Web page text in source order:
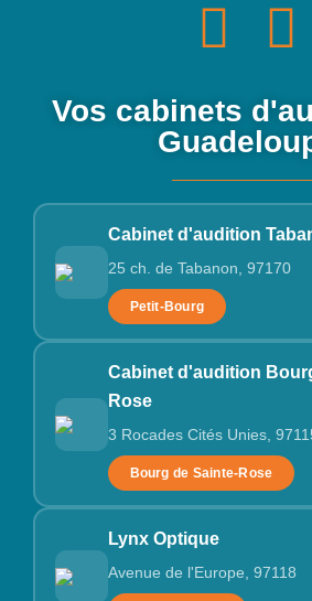
Vos cabinets
Cabinet d'audition
25 ch. de Tabanon, 97170
Petit-Bourg
Cabinet d'audition
Rose
3 Rocades Cités Unies,
Bourg de Sainte-Rose
Lynx Optique
Avenue de l'Europe, 97118